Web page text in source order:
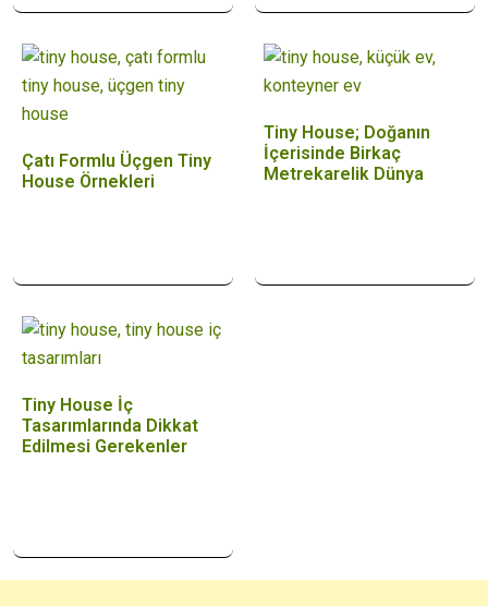
Çatı Formlu Üçgen Tiny
House Örnekleri
Tiny House; Doğanın
İçerisinde Birkaç
Metrekarelik Dünya
Tiny House İç
Tasarımlarında Dikkat
Edilmesi Gerekenler